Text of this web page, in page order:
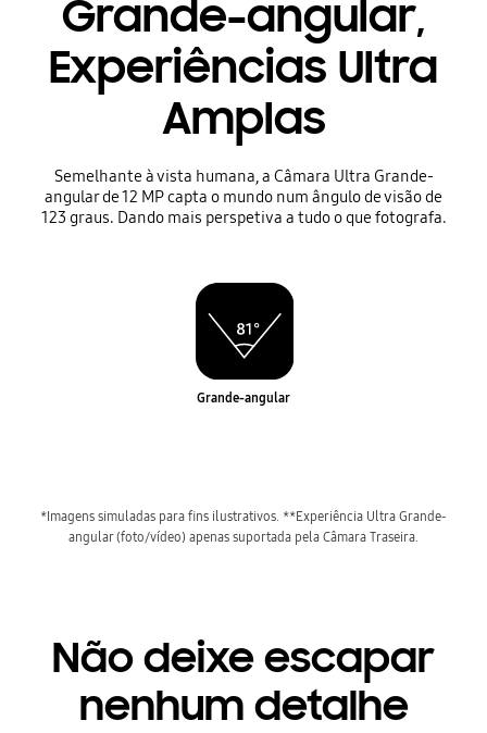
Grande-angular,
Experiências Ultra
Amplas
Semelhante à vista humana, a Câmara Ultra Grande-
angular de 12 MP capta o mundo num ângulo de visão de
123 graus. Dando mais perspetiva a tudo o que fotografa.
Grande-angular
*Imagens simuladas para fins ilustrativos. **Experiência Ultra Grande-
angular (foto/vídeo) apenas suportada pela Câmara Traseira.
Não deixe escapar
nenhum detalhe